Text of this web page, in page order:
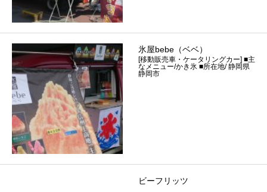
氷屋bebe（ベベ）
[移動販売車・ケータリングカー] ■主
なメニュー/かき氷 ■所在地/ 静岡県
静岡市
ビーフリッツ